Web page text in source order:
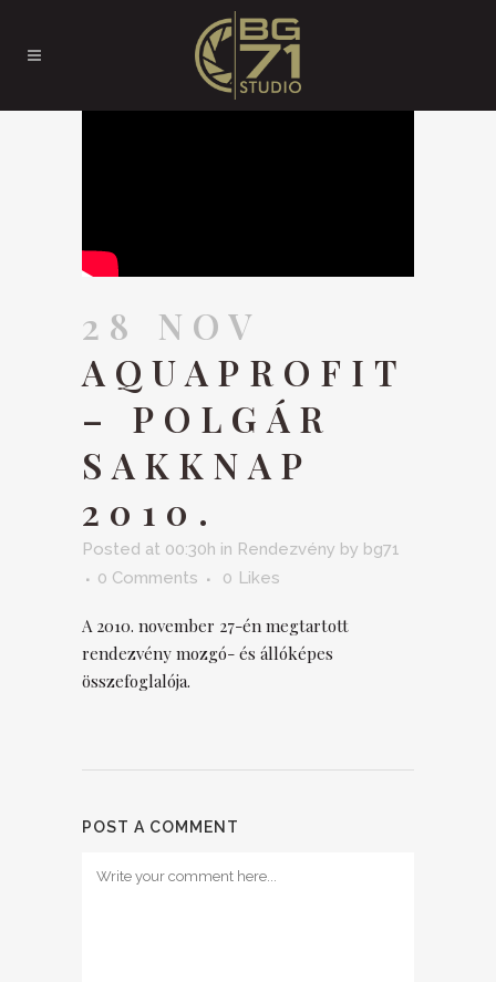
28 NOV
AQUAPROFIT
– POLGÁR
SAKKNAP
2010.
Posted at 00:30h in Rendezvény by bg71
0 Comments
0 Likes
A 2010. november 27-én megtartott
rendezvény mozgó- és állóképes
összefoglalója.
POST A COMMENT